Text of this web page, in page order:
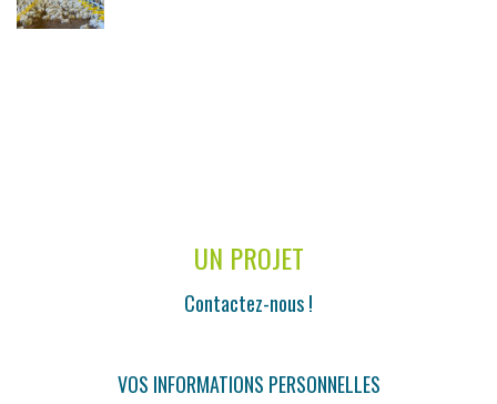
UN PROJET
Contactez-nous !
VOS INFORMATIONS PERSONNELLES